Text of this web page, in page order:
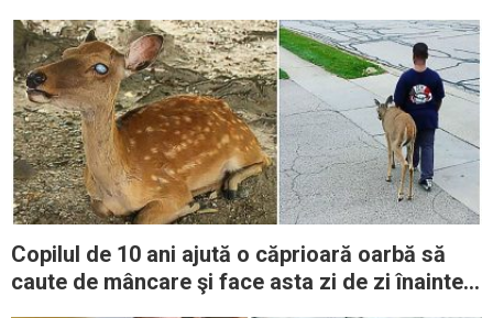
Copilul de 10 ani ajută o căprioară oarbă să
caute de mâncare şi face asta zi de zi înainte